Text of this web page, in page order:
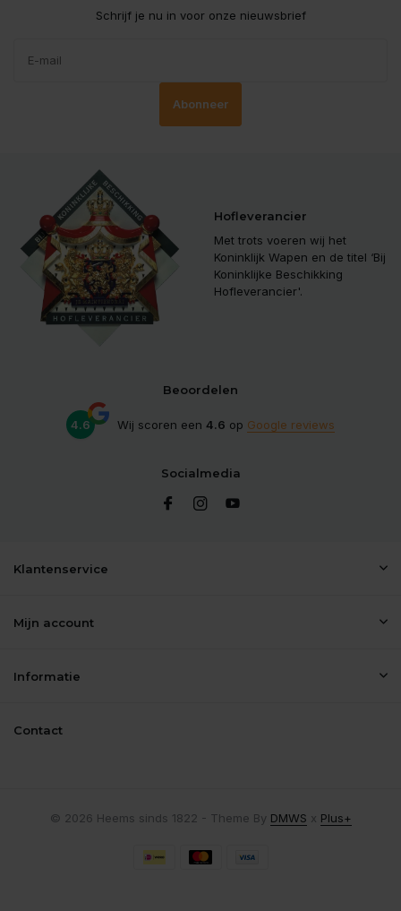
Schrijf je nu in voor onze nieuwsbrief
Abonneer
Hofleverancier
Met trots voeren wij het
Koninklijk Wapen en de titel ‘Bij
Koninklijke Beschikking
Hofleverancier'.
Beoordelen
4.6 Wij scoren een 4.6 op Google reviews
Socialmedia
Klantenservice
Mijn account
Informatie
Contact
© 2026 Heems sinds 1822 - Theme By DMWS x Plus+